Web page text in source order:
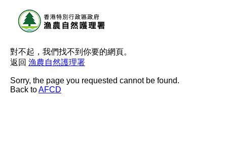
對不起，我們找不到你要的網頁。
返回 漁農自然護理署
Sorry, the page you requested cannot be found.
Back toAFCD